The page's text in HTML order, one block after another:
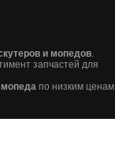
и мопедов.
запчастей для
мопеда по низким ценам